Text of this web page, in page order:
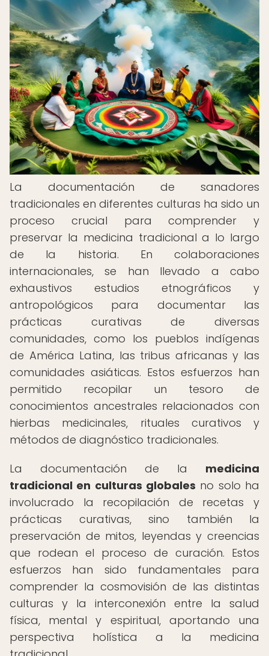
La documentación de sanadores
tradicionales en diferentes culturas ha sido un
proceso crucial para comprender y
preservar la medicina tradicional a lo largo
de la historia. En colaboraciones
internacionales, se han llevado a cabo
exhaustivos estudios etnográficos y
antropológicos para documentar las
prácticas curativas de diversas
comunidades, como los pueblos indígenas
de América Latina, las tribus africanas y las
comunidades asiáticas. Estos esfuerzos han
permitido recopilar un tesoro de
conocimientos ancestrales relacionados con
hierbas medicinales, rituales curativos y
métodos de diagnóstico tradicionales.
La documentación de la medicina
tradicional en culturas globales no solo ha
involucrado la recopilación de recetas y
prácticas curativas, sino también la
preservación de mitos, leyendas y creencias
que rodean el proceso de curación. Estos
esfuerzos han sido fundamentales para
comprender la cosmovisión de las distintas
culturas y la interconexión entre la salud
física, mental y espiritual, aportando una
perspectiva holística a la medicina